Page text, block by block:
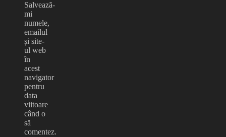
Salvează-
mi
numele,
emailul
și site-
ul web
în
acest
navigator
pentru
data
viitoare
când o
să
comentez.